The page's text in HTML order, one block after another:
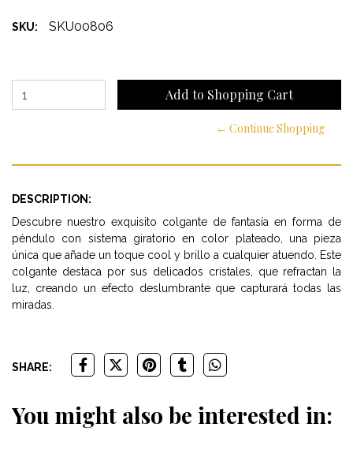
SKU: SKU00806
← Continue Shopping
DESCRIPTION:
Descubre nuestro exquisito colgante de fantasía en forma de
péndulo con sistema giratorio en color plateado, una pieza
única que añade un toque cool y brillo a cualquier atuendo. Este
colgante destaca por sus delicados cristales, que refractan la
luz, creando un efecto deslumbrante que capturará todas las
miradas.
SHARE:
You might also be interested in: